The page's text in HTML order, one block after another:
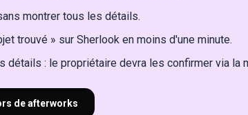
montrer tous les détails.
trouvé » sur Sherlook en moins d'une minute.
détails : le propriétaire devra les confirmer via la
de afterworks